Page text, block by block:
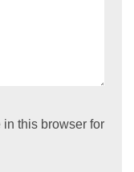
this browser for